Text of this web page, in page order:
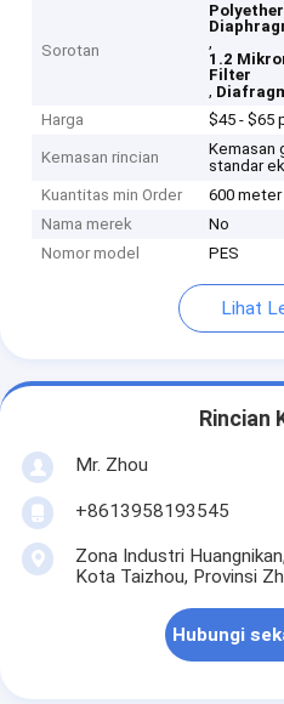
Sorotan
,
1.2
Filter
,
Harga
$45 - $65
Kemasan rincian
Kemasan
standar
Kuantitas min Order
600
Nama merek
No
Nomor model
PES
Lihat
Rincian
Mr. Zhou
+8613958193545
Zona Industri
Kota Taizhou, Provinsi
Hubungi